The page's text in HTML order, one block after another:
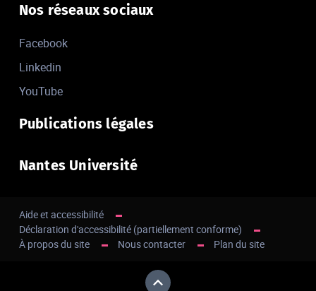
Nos réseaux sociaux
Facebook
Linkedin
YouTube
Publications légales
Nantes Université
Aide et accessibilité
Déclaration d'accessibilité (partiellement conforme)
À propos du site
Nous contacter Plan du site